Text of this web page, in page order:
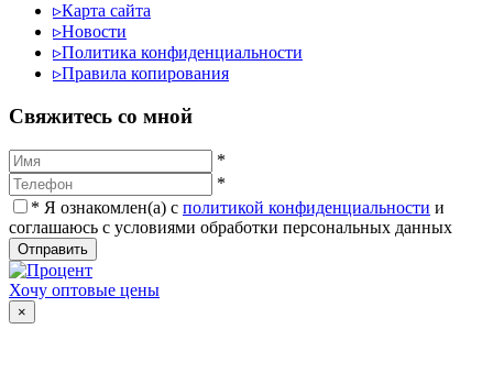
▹Карта сайта
▹Новости
▹Политика конфиденциальности
▹Правила копирования
Cвяжитесь со мной
*
*
* Я ознакомлен(а) с политикой конфиденциальности и
соглашаюсь с условиями обработки персональных данных
Отправить
Хочу оптовые цены
×